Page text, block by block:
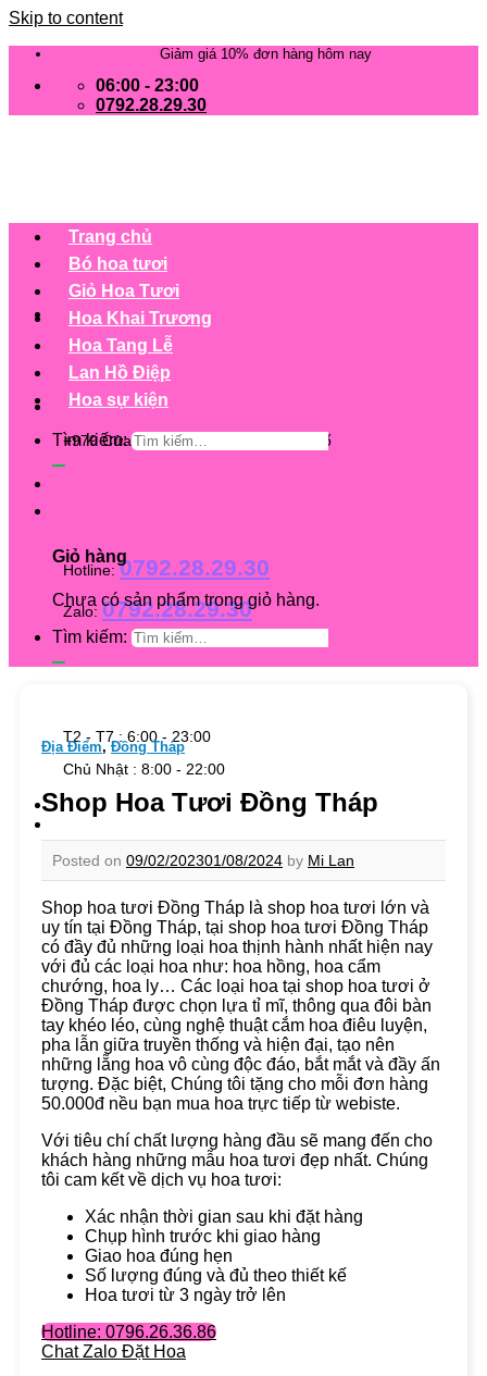
Skip to content
Giảm giá 10% đơn hàng hôm nay
06:00 - 23:00
0792.28.29.30
+979 Cửa hàng trên 63 tỉnh/ thành phố
Hotline:0792.28.29.30
Zalo: 0792.28.29.30
T2 - T7 : 6:00 - 23:00
Chủ Nhật : 8:00 - 22:00
Trang chủ
Bó hoa tươi
Giỏ Hoa Tươi
Hoa Khai Trương
Hoa Tang Lễ
Lan Hồ Điệp
Hoa sự kiện
Tìm kiếm:
Giỏ hàng
Chưa có sản phẩm trong giỏ hàng.
Tìm kiếm:
Địa Điểm,Đồng Tháp
Shop Hoa Tươi Đồng Tháp
Posted on 09/02/202301/08/2024 by Mi Lan
Shop hoa tươi Đồng Tháp là shop hoa tươi lớn và
uy tín tại Đồng Tháp, tại shop hoa tươi Đồng Tháp
có đầy đủ những loại hoa thịnh hành nhất hiện nay
với đủ các loại hoa như: hoa hồng, hoa cẩm
chướng, hoa ly… Các loại hoa tại shop hoa tươi ở
Đồng Tháp được chọn lựa tỉ mĩ, thông qua đôi bàn
tay khéo léo, cùng nghệ thuật cắm hoa điêu luyện,
pha lẫn giữa truyền thống và hiện đại, tạo nên
những lẵng hoa vô cùng độc đáo, bắt mắt và đầy ấn
tượng. Đặc biệt, Chúng tôi tặng cho mỗi đơn hàng
50.000đ nều bạn mua hoa trực tiếp từ webiste.
Với tiêu chí chất lượng hàng đầu sẽ mang đến cho
khách hàng những mẫu hoa tươi đẹp nhất. Chúng
tôi cam kết về dịch vụ hoa tươi:
Xác nhận thời gian sau khi đặt hàng
Chụp hình trước khi giao hàng
Giao hoa đúng hẹn
Số lượng đúng và đủ theo thiết kế
Hoa tươi từ 3 ngày trở lên
Hotline: 0796.26.36.86
Chat Zalo Đặt Hoa